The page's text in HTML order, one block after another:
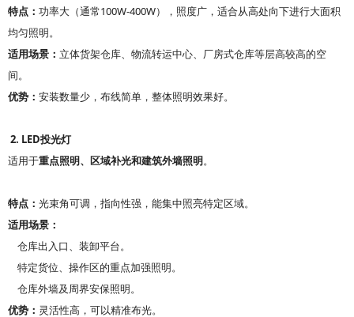
特点： 功率大（通常100W-400W），照度广，适合从高处向下进行大面积
均匀照明。
适用场景： 立体货架仓库、物流转运中心、厂房式仓库等层高较高的空
间。
优势： 安装数量少，布线简单，整体照明效果好。
2. LED投光灯
适用于重点照明、区域补光和建筑外墙照明 。
特点： 光束角可调，指向性强，能集中照亮特定区域。
适用场景：
仓库出入口、装卸平台。
特定货位、操作区的重点加强照明。
仓库外墙及周界安保照明。
优势： 灵活性高，可以精准布光。